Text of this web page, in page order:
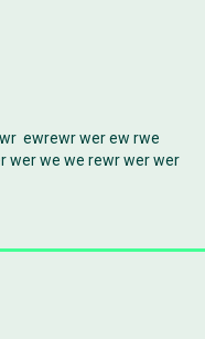
ewrewr wer ew rwe
we we rewr wer wer